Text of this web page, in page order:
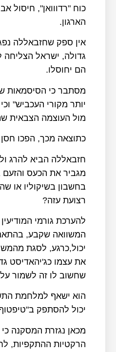
כוח "רדווואן",
הארגון.
אין ספק שחזבאללה
גדולה, ישראל
הם יחוסלו.
מסתבר כי הסיסמאות
יותר מקורי העכביש"
מול העוצמה הצבאית
כתוצאה מכך, הפכו
מגביר את הכעס
בחשבון בשיקוליו או
רצועת עזה?
להערכת גורמי
המשוואה שקבע, בהתאם
יכול,כרגע, לסגת
את עצמו כג'יהאדיסט
שחשוב לו זה לשמור
הוא ישאף למלחמת
יכול להסתפק
מכאן נגזרת המסקנה
הרקטיות ההתקפיות,